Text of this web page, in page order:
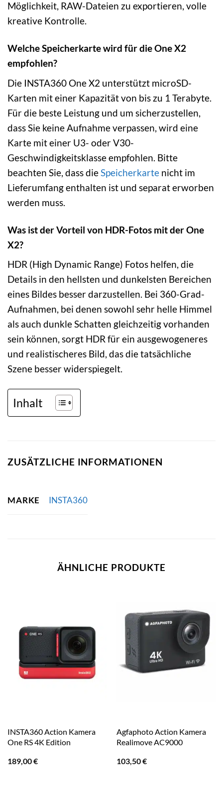
Möglichkeit, RAW-Dateien zu exportieren, volle
kreative Kontrolle.
Welche Speicherkarte wird für die One X2
empfohlen?
Die INSTA360 One X2 unterstützt microSD-
Karten mit einer Kapazität von bis zu 1 Terabyte.
Für die beste Leistung und um sicherzustellen,
dass Sie keine Aufnahme verpassen, wird eine
Karte mit einer U3- oder V30-
Geschwindigkeitsklasse empfohlen. Bitte
beachten Sie, dass dieSpeicherkarte nicht im
Lieferumfang enthalten ist und separat erworben
werden muss.
Was ist der Vorteil von HDR-Fotos mit der One
X2?
HDR (High Dynamic Range) Fotos helfen, die
Details in den hellsten und dunkelsten Bereichen
eines Bildes besser darzustellen. Bei 360-Grad-
Aufnahmen, bei denen sowohl sehr helle Himmel
als auch dunkle Schatten gleichzeitig vorhanden
sein können, sorgt HDR für ein ausgewogeneres
und realistischeres Bild, das die tatsächliche
Szene besser widerspiegelt.
Inhalt
ZUSÄTZLICHE INFORMATIONEN
MARKE INSTA360
ÄHNLICHE PRODUKTE
INSTA360 Action Kamera
One RS 4K Edition
189,00€
Agfaphoto Action Kamera
Realimove AC9000
103,50€